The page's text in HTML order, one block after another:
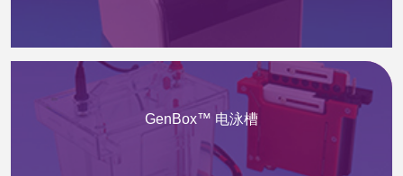
GenBox™ 电泳槽